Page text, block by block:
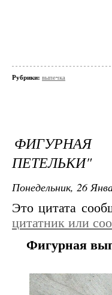
Рубрики: выпечка
ПЕТЕЛЬКИ"
Понедельник, 26
Это цитата
цитатник или
Фигурная